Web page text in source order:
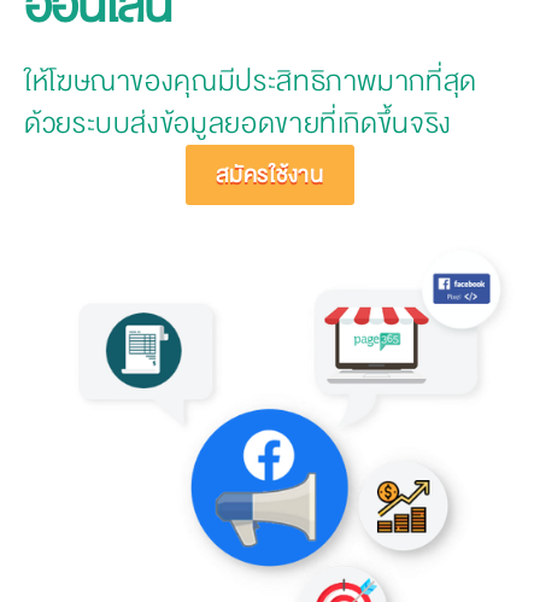
ให้โฆษณาของคุณมีประสิทธิภาพมากที่สุด
ด้วยระบบส่งข้อมูลยอดขายที่เกิดขึ้นจริง
สมัครใช้งาน